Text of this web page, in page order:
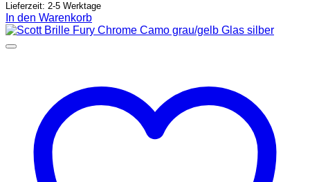
Lieferzeit: 2-5 Werktage
In den Warenkorb